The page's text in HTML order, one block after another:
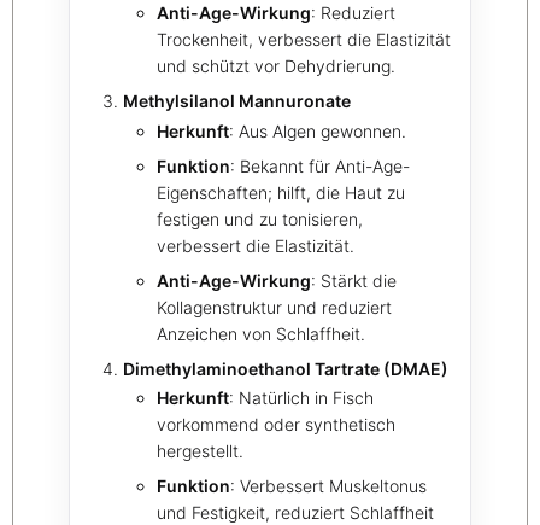
Anti-Age-Wirkung: Reduziert
Trockenheit, verbessert die Elastizität
und schützt vor Dehydrierung.
Methylsilanol Mannuronate
Herkunft: Aus Algen gewonnen.
Funktion: Bekannt für Anti-Age-
Eigenschaften; hilft, die Haut zu
festigen und zu tonisieren,
verbessert die Elastizität.
Anti-Age-Wirkung: Stärkt die
Kollagenstruktur und reduziert
Anzeichen von Schlaffheit.
Dimethylaminoethanol Tartrate (DMAE)
Herkunft: Natürlich in Fisch
vorkommend oder synthetisch
hergestellt.
Funktion: Verbessert Muskeltonus
und Festigkeit, reduziert Schlaffheit